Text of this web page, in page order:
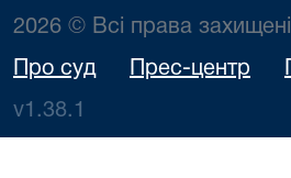
2026 © Всі права захищені
Про суд Прес-центр
v1.38.1